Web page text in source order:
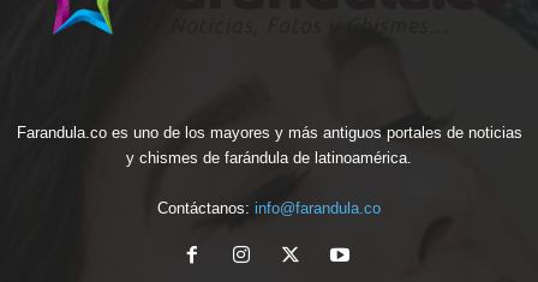
Farandula.co es uno de los mayores y más antiguos portales de noticias
y chismes de farándula de latinoamérica.
Contáctanos: info@farandula.co